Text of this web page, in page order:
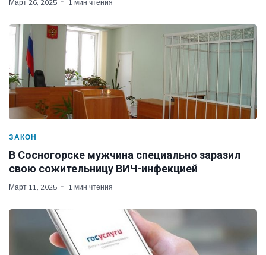
Март 26, 2025 1 мин чтения
ЗАКОН
В Сосногорске мужчина специально заразил
свою сожительницу ВИЧ-инфекцией
Март 11, 2025 1 мин чтения